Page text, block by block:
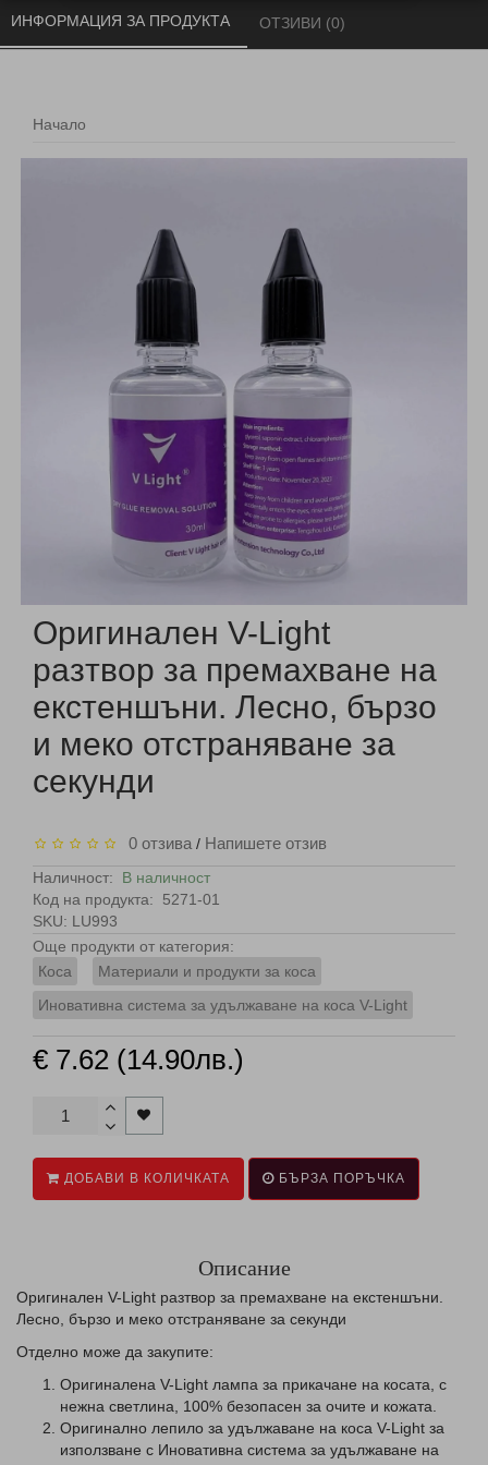
Начало
ИНФОРМАЦИЯ ЗА ПРОДУКТА ОТЗИВИ (0)
Оригинален V-Light
разтвор за премахване на
екстеншъни. Лесно, бързо
и меко отстраняване за
секунди
0 отзива / Напишете отзив
Наличност: В наличност
Код на продукта:
5271-01
SKU: LU993
Още продукти от категория:
Коса
Материали и продукти за коса
Иновативна система за удължаване на коса V-Light
€ 7.62 (14.90лв.)
ДОБАВИ В КОЛИЧКАТА БЪРЗА ПОРЪЧКА
Описание
Оригинален V-Light разтвор за премахване на екстеншъни.
Лесно, бързо и меко отстраняване за секунди
Отделно може да закупите:
Оригиналена V-Light лампа за прикачане на косата, с
нежна светлина, 100% безопасен за очите и кожата.
Оригинално лепило за удължаване на коса V-Light за
използване с Иновативна система за удължаване на